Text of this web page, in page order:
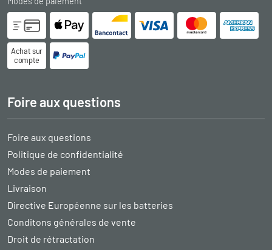
Achat sur
compte
Foire aux questions
Foire aux questions
Politique de confidentialité
Modes de paiement
Livraison
Directive Européenne sur les batteries
Conditons générales de vente
Droit de rétractation